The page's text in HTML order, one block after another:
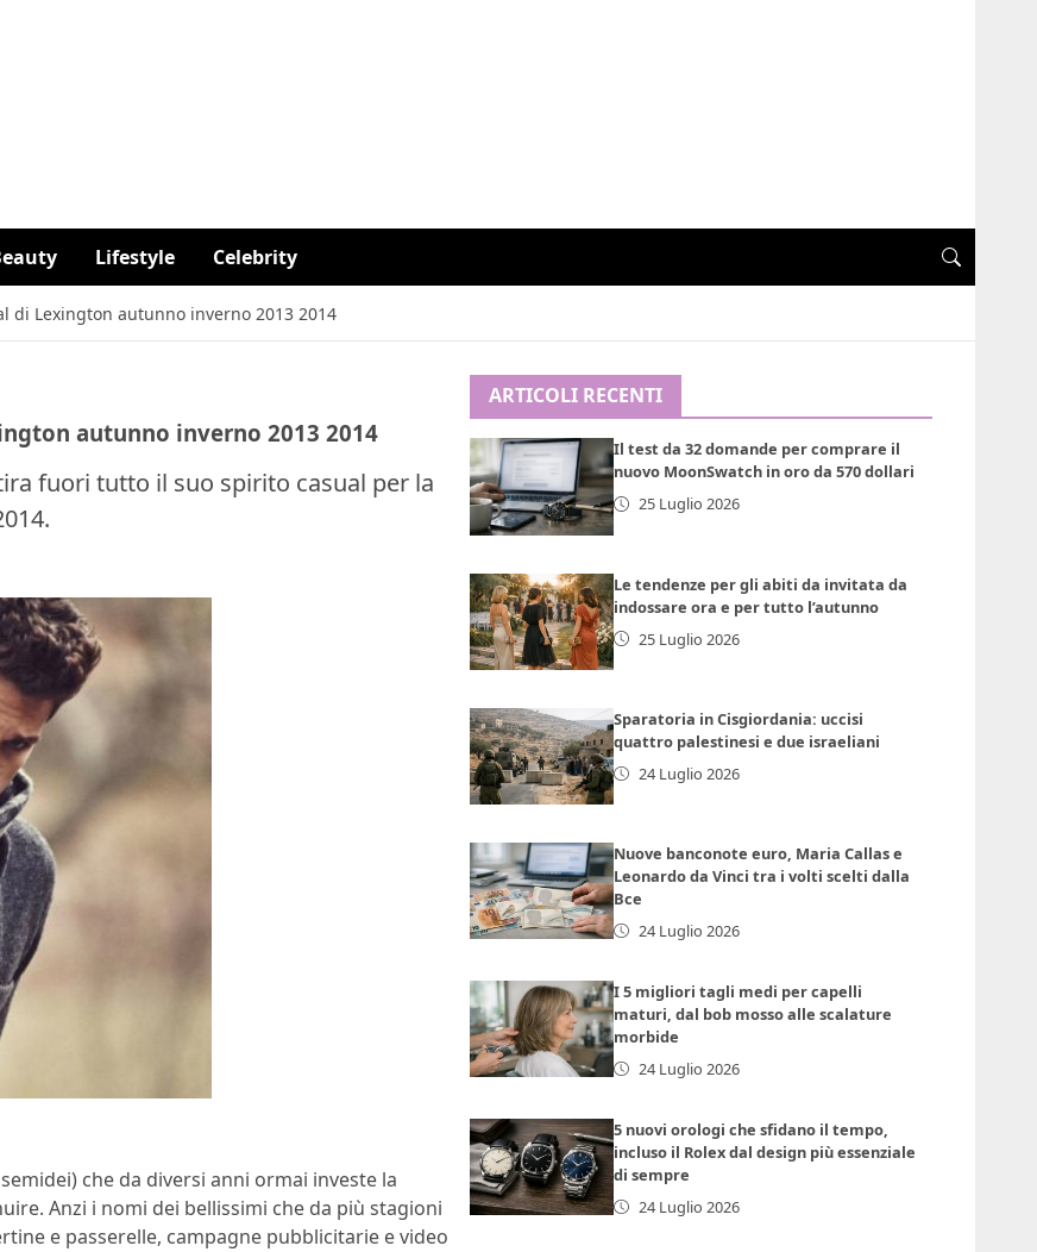
Lifestyle Celebrity
di Lexington autunno inverno 2013 2014
autunno inverno 2013 2014
fuori tutto il suo spirito casual per la
che da diversi anni ormai investe la
Anzi i nomi dei bellissimi che da più stagioni
e passerelle, campagne pubblicitarie e video
ARTICOLI RECENTI
Il test da 32 domande per comprare il
nuovo MoonSwatch in oro da 570 dollari
25 Luglio 2026
Le tendenze per gli abiti da invitata da
indossare ora e per tutto l’autunno
25 Luglio 2026
Sparatoria in Cisgiordania: uccisi
quattro palestinesi e due israeliani
24 Luglio 2026
Nuove banconote euro, Maria Callas e
Leonardo da Vinci tra i volti scelti dalla
Bce
24 Luglio 2026
I 5 migliori tagli medi per capelli
maturi, dal bob mosso alle scalature
morbide
24 Luglio 2026
5 nuovi orologi che sfidano il tempo,
incluso il Rolex dal design più essenziale
di sempre
24 Luglio 2026